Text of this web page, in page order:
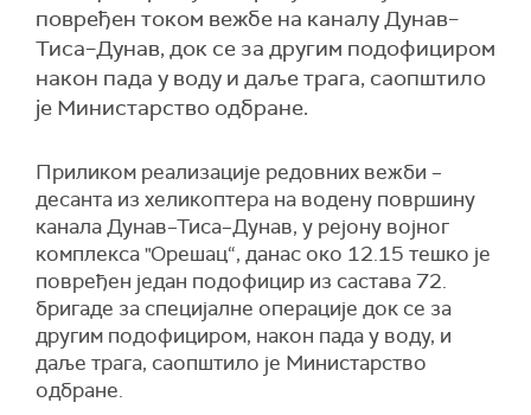
повређен током вежбе на каналу Дунав–
Тиса–Дунав, док се за другим подофициром
након пада у воду и даље трага, саопштило
је Министарство одбране.
Приликом реализације редовних вежби –
десанта из хеликоптера на водену површину
канала Дунав–Тиса–Дунав, у рејону војног
комплекса "Орешац“, данас око 12.15 тешко је
повређен један подофицир из састава 72.
бригаде за специјалне операције док се за
другим подофициром, након пада у воду, и
даље трага, саопштило је Министарство
одбране.